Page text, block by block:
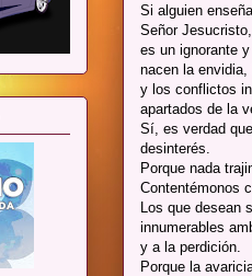
Si alguien
Señor
es un ignorante
nacen la
y los conflictos
apartados de la
Sí, es verdad
desinterés.
Porque nada
Contentémonos
Los que desean
innumerables
y a la perdición.
Porque la